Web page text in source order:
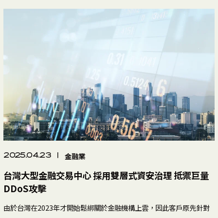
2025.04.23|金融業
台灣大型金融交易中心 採用雙層式資安治理 抵禦巨量
DDoS攻擊
由於台灣在2023年才開始鬆綁關於金融機構上雲，因此客戶原先針對